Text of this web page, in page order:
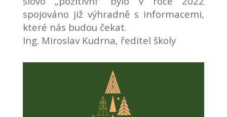
spojováno již výhradně s informacemi,
které nás budou čekat.
Ing. Miroslav Kudrna, ředitel školy